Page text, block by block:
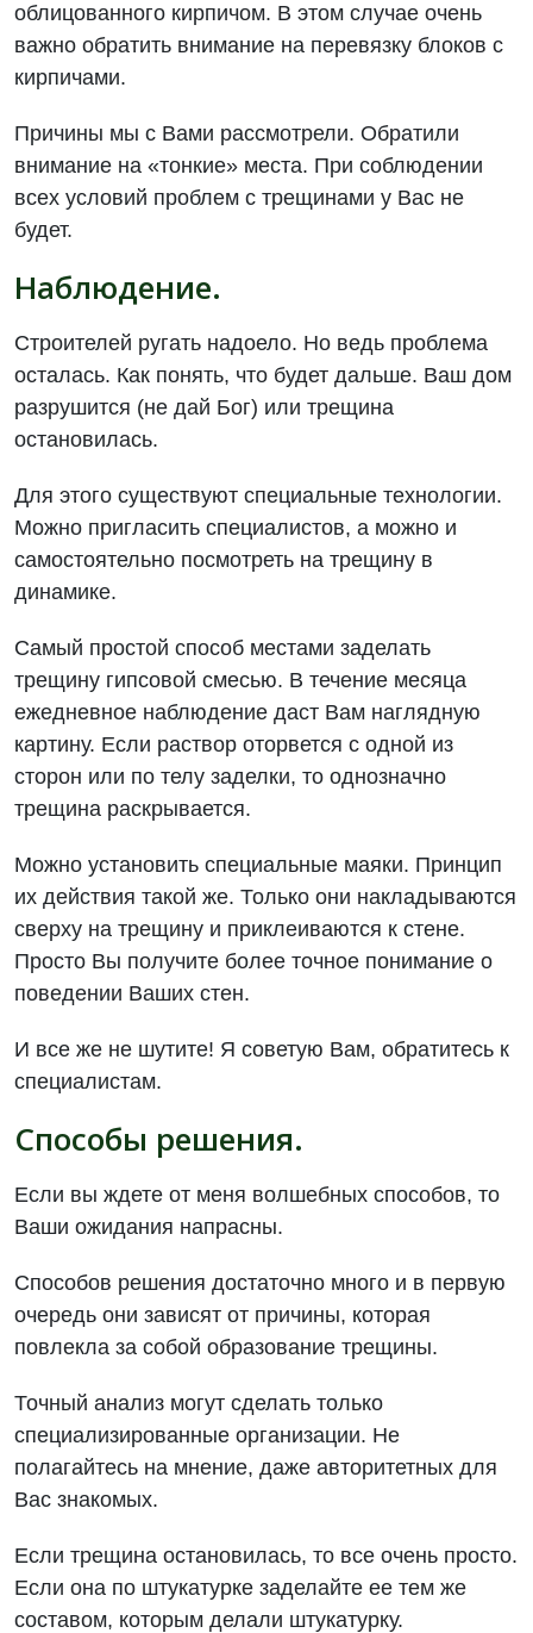
облицованного кирпичом. В этом случае очень
важно обратить внимание на перевязку блоков с
кирпичами.
Причины мы с Вами рассмотрели. Обратили
внимание на «тонкие» места. При соблюдении
всех условий проблем с трещинами у Вас не
будет.
Наблюдение.
Строителей ругать надоело. Но ведь проблема
осталась. Как понять, что будет дальше. Ваш дом
разрушится (не дай Бог) или трещина
остановилась.
Для этого существуют специальные технологии.
Можно пригласить специалистов, а можно и
самостоятельно посмотреть на трещину в
динамике.
Самый простой способ местами заделать
трещину гипсовой смесью. В течение месяца
ежедневное наблюдение даст Вам наглядную
картину. Если раствор оторвется с одной из
сторон или по телу заделки, то однозначно
трещина раскрывается.
Можно установить специальные маяки. Принцип
их действия такой же. Только они накладываются
сверху на трещину и приклеиваются к стене.
Просто Вы получите более точное понимание о
поведении Ваших стен.
И все же не шутите! Я советую Вам, обратитесь к
специалистам.
Способы решения.
Если вы ждете от меня волшебных способов, то
Ваши ожидания напрасны.
Способов решения достаточно много и в первую
очередь они зависят от причины, которая
повлекла за собой образование трещины.
Точный анализ могут сделать только
специализированные организации. Не
полагайтесь на мнение, даже авторитетных для
Вас знакомых.
Если трещина остановилась, то все очень просто.
Если она по штукатурке заделайте ее тем же
составом, которым делали штукатурку.